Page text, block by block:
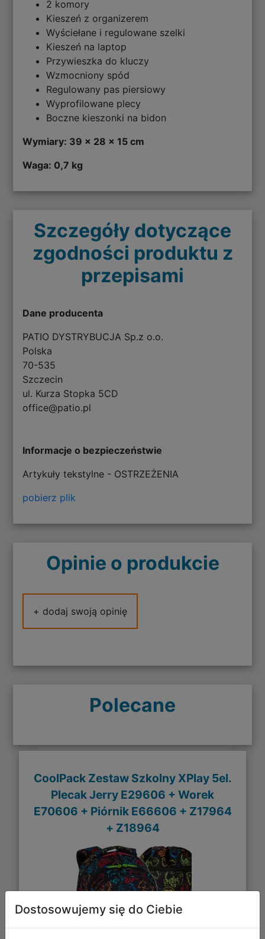
2 komory
Kieszeń z organizerem
Wyściełane i regulowane szelki
Kieszeń na laptop
Przywieszka do kluczy
Wzmocniony spód
Regulowany pas piersiowy
Wyprofilowane plecy
Boczne kieszonki na bidon
Wymiary: 39 x 28 x 15 cm
Waga: 0,7 kg
Szczegóły dotyczące
zgodności produktu z
przepisami
Dane producenta
PATIO DYSTRYBUCJA Sp.z o.o.
Polska
70-535
Szczecin
ul. Kurza Stopka 5CD
office@patio.pl
Informacje o bezpieczeństwie
Artykuły tekstylne - OSTRZEŻENIA
pobierz plik
Opinie o produkcie
+ dodaj swoją opinię
Polecane
CoolPack Zestaw Szkolny XPlay 5el.
Plecak Jerry E29606 + Worek
E70606 + Piórnik E66606 + Z17964
+ Z18964
Dostosowujemy się do Ciebie